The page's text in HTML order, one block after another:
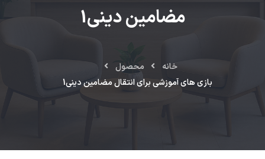
مضامین دینی1
خانه
محصول
بازی های آموزشی برای انتقال مضامین دینی1